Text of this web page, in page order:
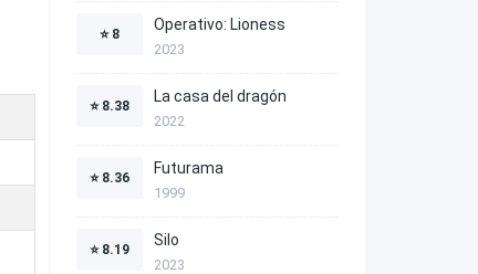
⭐ 8
Operativo: Lioness
2023
⭐ 8.38
La casa del dragón
2022
⭐ 8.36
Futurama
1999
⭐ 8.19
Silo
2023